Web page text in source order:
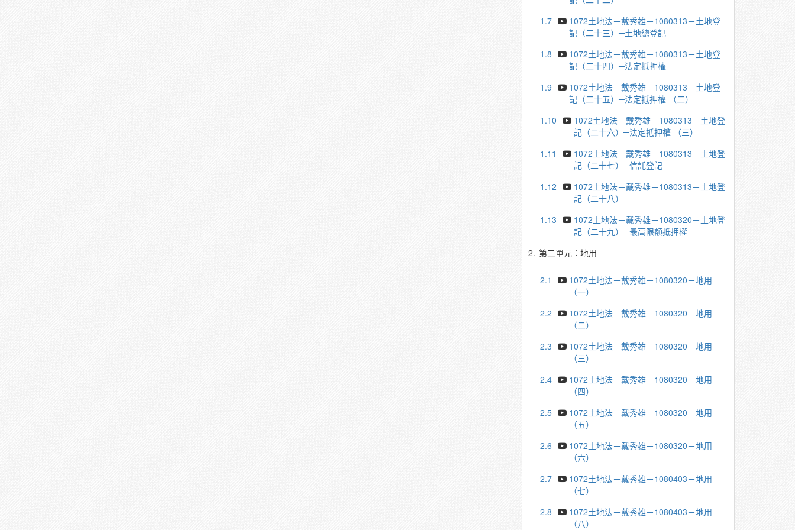
1.7
1072土地法－戴秀雄－1080313－土地登
記（二十三）─土地總登記
1.8
1072土地法－戴秀雄－1080313－土地登
記（二十四）─法定抵押權
1.9
1072土地法－戴秀雄－1080313－土地登
記（二十五）─法定抵押權 （二）
1.10
1072土地法－戴秀雄－1080313－土地登
記（二十六）─法定抵押權 （三）
1.11
1072土地法－戴秀雄－1080313－土地登
記（二十七）─信託登記
1.12
1072土地法－戴秀雄－1080313－土地登
記（二十八）
1.13
1072土地法－戴秀雄－1080320－土地登
記（二十九）─最高限額抵押權
2. 第二單元：地用
2.1
1072土地法－戴秀雄－1080320－地用
（一）
2.2
1072土地法－戴秀雄－1080320－地用
（二）
2.3
1072土地法－戴秀雄－1080320－地用
（三）
2.4
1072土地法－戴秀雄－1080320－地用
（四）
2.5
1072土地法－戴秀雄－1080320－地用
（五）
2.6
1072土地法－戴秀雄－1080320－地用
（六）
2.7
1072土地法－戴秀雄－1080403－地用
（七）
2.8
1072土地法－戴秀雄－1080403－地用
（八）